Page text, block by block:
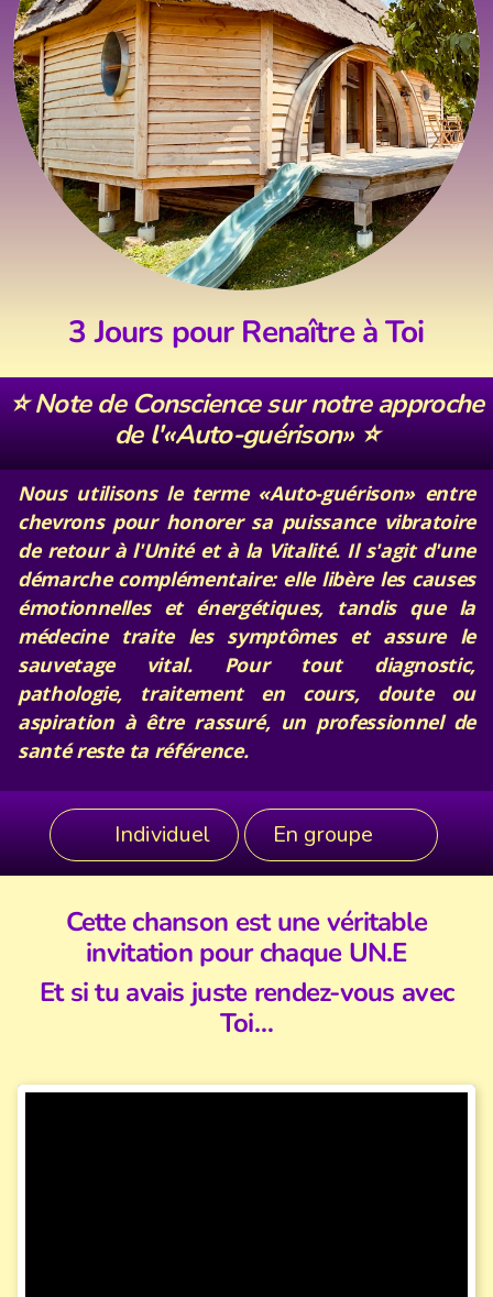
3 Jours pour Renaître à Toi
⭐️ Note de Conscience sur notre approche
de l'«Auto-guérison» ⭐️
Nous utilisons le terme «Auto-guérison» entre
chevrons pour honorer sa puissance vibratoire
de retour à l'Unité et à la Vitalité. Il s'agit d'une
démarche complémentaire: elle libère les causes
émotionnelles et énergétiques, tandis que la
médecine traite les symptômes et assure le
sauvetage vital. Pour tout diagnostic,
pathologie, traitement en cours, doute ou
aspiration à être rassuré, un professionnel de
santé reste ta référence.
Individuel En groupe
Cette chanson est une véritable
invitation pour chaque UN.E
Et si tu avais juste rendez-vous avec
Toi…